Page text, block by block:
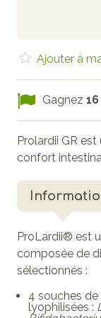
Ajouter à
Gagnez 16
Prolardii GR
confort
ProLardii® est
composée de
sélectionnés :
4 souches
lyophilisées :